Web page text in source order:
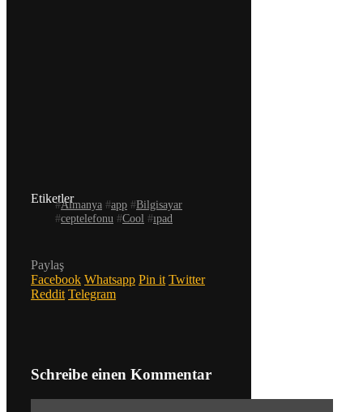
Etiketler
#Almanya #app #Bilgisayar
#ceptelefonu #Cool #ıpad
Paylaş
Facebook Whatsapp Pin it Twitter
Reddit Telegram
Schreibe einen Kommentar